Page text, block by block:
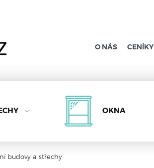
O NÁS CENÍKY
OKNA
budovy a střechy